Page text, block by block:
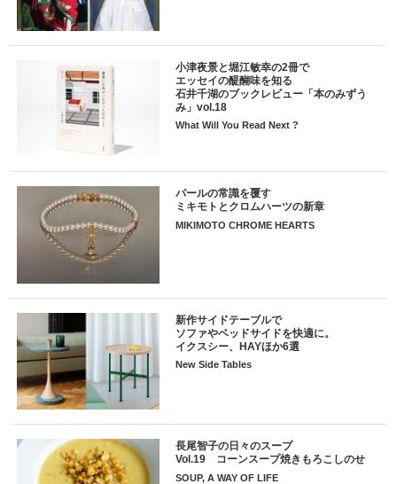
小津夜景と堀江敏幸の2冊で
エッセイの醍醐味を知る
石井千湖のブックレビュー「本のみずう
み」vol.18
What Will You Read Next ?
パールの常識を覆す
ミキモトとクロムハーツの新章
MIKIMOTO CHROME HEARTS
新作サイドテーブルで
ソファやベッドサイドを快適に。
イクスシー、HAYほか6選
New Side Tables
長尾智子の日々のスープ
Vol.19 コーンスープ焼きもろこしのせ
SOUP, A WAY OF LIFE